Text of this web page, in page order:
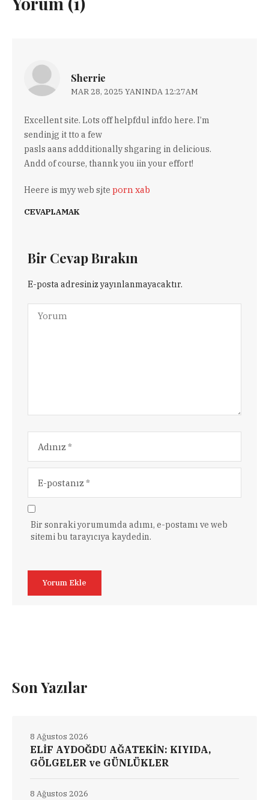
Sherrie
MAR 28, 2025 YANINDA 12:27AM
Excellent site. Lots off helpfdul infdo here. I’m
sendinjg it tto a few
pasls aans addditionally shgaring in delicious.
Andd of course, thannk you iin your effort!
Heere is myy web sjteporn xab
CEVAPLAMAK
Bir Cevap Bırakın
E-posta adresiniz yayınlanmayacaktır.
Bir sonraki yorumumda adımı, e-postamı ve web
sitemi bu tarayıcıya kaydedin.
Son Yazılar
ELİF AYDOĞDU AĞATEKİN: KIYIDA,
GÖLGELER ve GÜNLÜKLER
8 Ağustos 2026
8 Ağustos 2026